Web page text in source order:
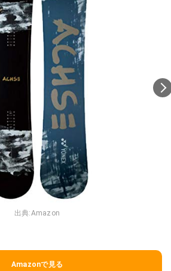
出典:Amazon
Amazonで見る